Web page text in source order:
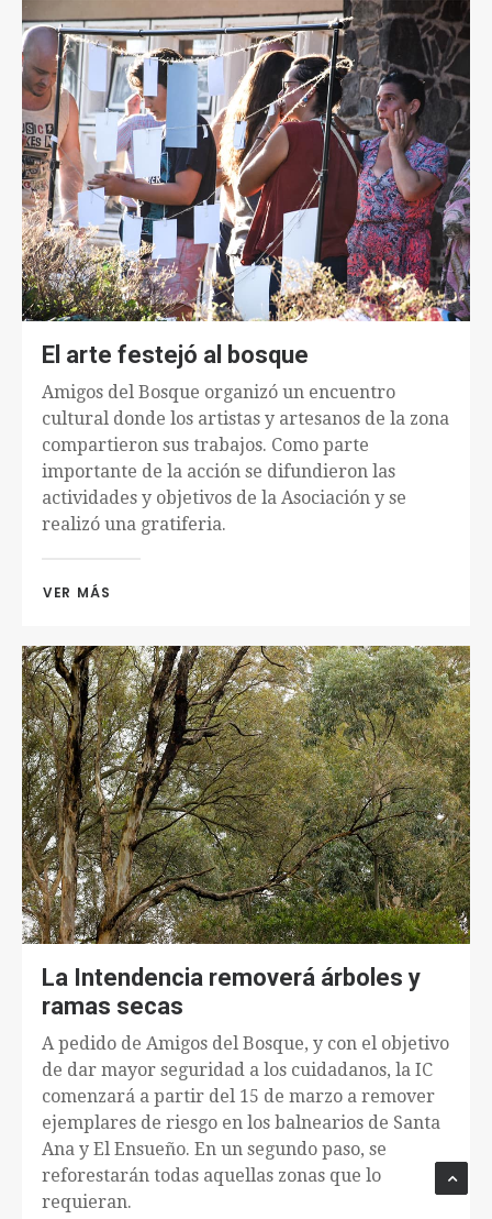
El arte festejó al bosque
Amigos del Bosque organizó un encuentro
cultural donde los artistas y artesanos de la zona
compartieron sus trabajos. Como parte
importante de la acción se difundieron las
actividades y objetivos de la Asociación y se
realizó una gratiferia.
VER MÁS
La Intendencia removerá árboles y
ramas secas
A pedido de Amigos del Bosque, y con el objetivo
de dar mayor seguridad a los cuidadanos, la IC
comenzará a partir del 15 de marzo a remover
ejemplares de riesgo en los balnearios de Santa
Ana y El Ensueño. En un segundo paso, se
reforestarán todas aquellas zonas que lo
requieran.